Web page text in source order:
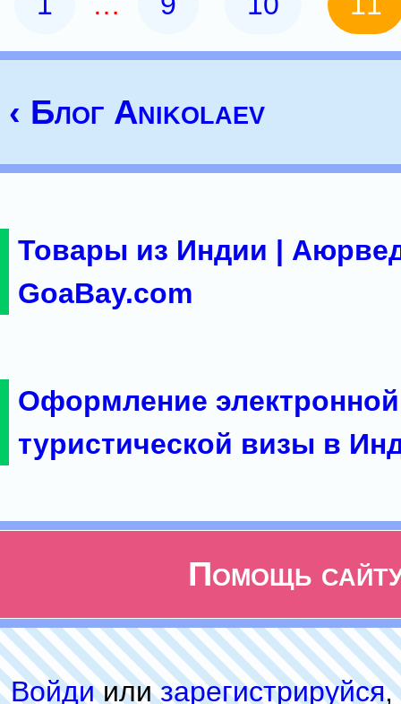
‹ Блог Anikolaev
Товары из Индии |
GoaBay.com
Оформление электронной
туристической визы в
Помощь
Войдиилизарeгиcтpируйся,